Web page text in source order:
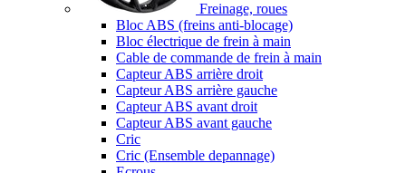
Freinage, roues
Bloc ABS (freins anti-blocage)
Bloc électrique de frein à main
Cable de commande de frein à main
Capteur ABS arrière droit
Capteur ABS arrière gauche
Capteur ABS avant droit
Capteur ABS avant gauche
Cric
Cric (Ensemble depannage)